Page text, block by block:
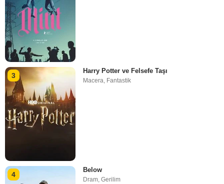
3
Harry Potter ve Felsefe Taşı
Macera, Fantastik
4
Below
Dram,Gerilim